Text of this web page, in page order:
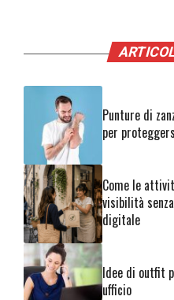
Punture di
per
Come le
visibilità
digitale
Idee di outfit
ufficio